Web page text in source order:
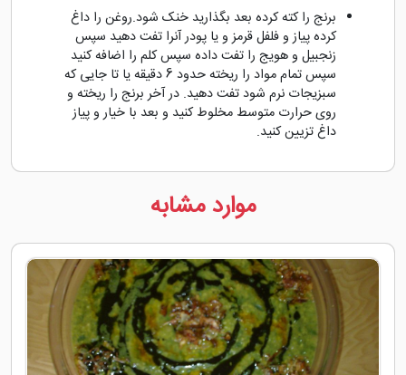
برنج را کته کرده بعد بگذارید خنک شود.روغن را داغ
کرده پیاز و فلفل قرمز و یا پودر آنرا تفت دهید سپس
زنجبیل و هویج را تفت داده سپس کلم را اضافه کنید
سپس تمام مواد را ریخته حدود 6 دقیقه یا تا جایی که
سبزیجات نرم شود تفت دهید. در آخر برنج را ریخته و
روی حرارت متوسط مخلوط کنید و بعد با خیار و پیاز
داغ تزیین کنید.
موارد مشابه